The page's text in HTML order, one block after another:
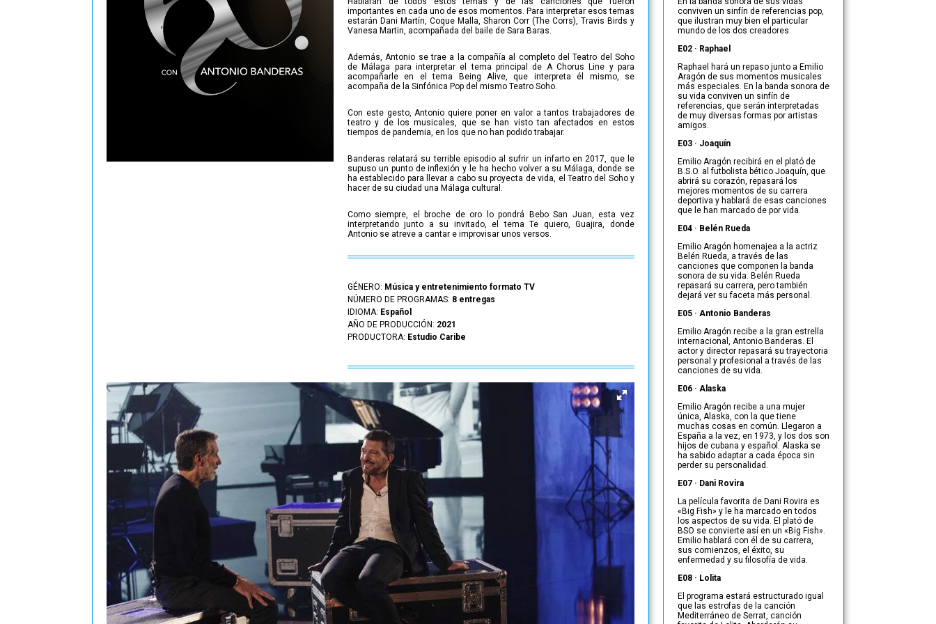
importantes en cada uno de esos momentos. Para interpretar esos temas
estarán Dani Martín, Coque Malla, Sharon Corr (The Corrs), Travis Birds y
Vanesa Martin, acompañada del baile de Sara Baras.
Además, Antonio se trae a la compañía al completo del Teatro del Soho
de Málaga para interpretar el tema principal de A Chorus Line y para
acompañarle en el tema Being Alive, que interpreta él mismo, se
acompaña de la Sinfónica Pop del mismo Teatro Soho.
Con este gesto, Antonio quiere poner en valor a tantos trabajadores de
teatro y de los musicales, que se han visto tan afectados en estos
tiempos de pandemia, en los que no han podido trabajar.
Banderas relatará su terrible episodio al sufrir un infarto en 2017, que le
supuso un punto de inflexión y le ha hecho volver a su Málaga, donde se
ha establecido para llevar a cabo su proyecta de vida, el Teatro del Soho y
hacer de su ciudad una Málaga cultural.
Como siempre, el broche de oro lo pondrá Bebo San Juan, esta vez
interpretando junto a su invitado, el tema Te quiero, Guajira, donde
Antonio se atreve a cantar e improvisar unos versos.
GÉNERO: Música y entretenimiento formato TV
NÚMERO DE PROGRAMAS: 8 entregas
IDIOMA: Español
AÑO DE PRODUCCIÓN: 2021
PRODUCTORA: Estudio Caribe
conviven un sinfín de referencias pop,
que ilustran muy bien el particular
mundo de los dos creadores.
E02 · Raphael
Raphael hará un repaso junto a Emilio
Aragón de sus momentos musicales
más especiales. En la banda sonora de
su vida conviven un sinfín de
referencias, que serán interpretadas
de muy diversas formas por artistas
amigos.
E03 · Joaquín
Emilio Aragón recibirá en el plató de
B.S.O. al futbolista bético Joaquín, que
abrirá su corazón, repasará los
mejores momentos de su carrera
deportiva y hablará de esas canciones
que le han marcado de por vida.
E04 · Belén Rueda
Emilio Aragón homenajea a la actriz
Belén Rueda, a través de las
canciones que componen la banda
sonora de su vida. Belén Rueda
repasará su carrera, pero también
dejará ver su faceta más personal.
E05 · Antonio Banderas
Emilio Aragón recibe a la gran estrella
internacional, Antonio Banderas. El
actor y director repasará su trayectoria
personal y profesional a través de las
canciones de su vida.
E06 · Alaska
Emilio Aragón recibe a una mujer
única, Alaska, con la que tiene
muchas cosas en común. Llegaron a
España a la vez, en 1973, y los dos son
hijos de cubana y español. Alaska se
ha sabido adaptar a cada época sin
perder su personalidad.
E07 · Dani Rovira
La película favorita de Dani Rovira es
«Big Fish» y le ha marcado en todos
los aspectos de su vida. El plató de
BSO se convierte así en un «Big Fish».
Emilio hablará con él de su carrera,
sus comienzos, el éxito, su
enfermedad y su filosofía de vida.
E08 · Lolita
El programa estará estructurado igual
que las estrofas de la canción
Mediterráneo de Serrat, canción